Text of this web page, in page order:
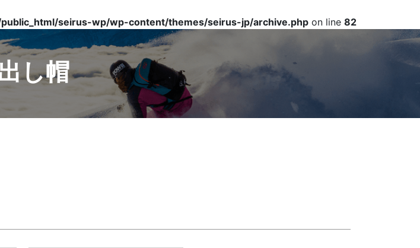
seirus-wp/wp-content/themes/seirus-jp/archive.php on line 82
し帽